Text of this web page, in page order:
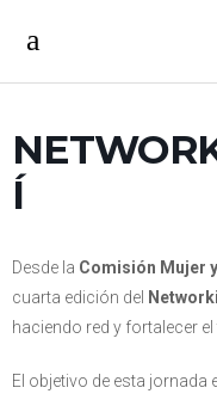
Í
Desde la Comisión Mujer
cuarta edición del
haciendo red y fortalecer
El objetivo de esta